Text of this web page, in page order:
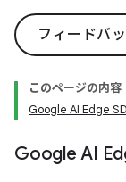
フィードバ
このページの内容
Google AI Edge
Google AI